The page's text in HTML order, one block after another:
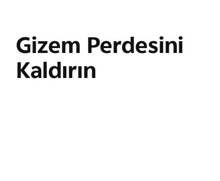
Gizem Perdesini
Kaldırın